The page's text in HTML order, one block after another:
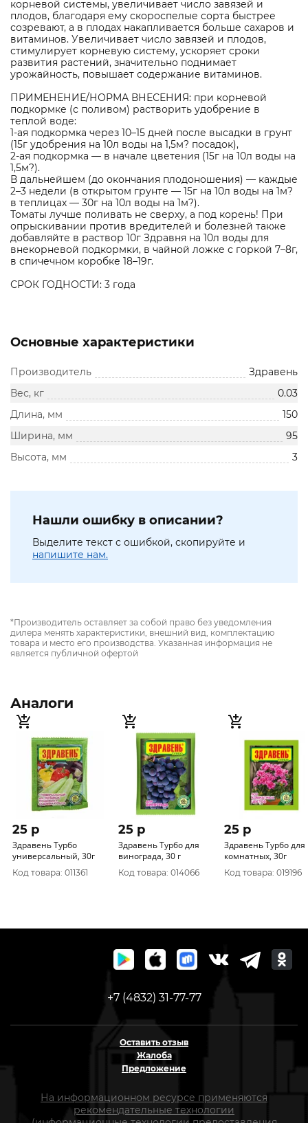
корневой системы, увеличивает число завязей и
плодов, благодаря ему скороспелые сорта быстрее
созревают, а в плодах накапливается больше сахаров и
витаминов. Увеличивает число завязей и плодов,
стимулирует корневую систему, ускоряет сроки
развития растений, значительно поднимает
урожайность, повышает содержание витаминов.
ПРИМЕНЕНИЕ/НОРМА ВНЕСЕНИЯ: при корневой
подкормке (с поливом) растворить удобрение в
теплой воде:
1-ая подкормка через 10–15 дней после высадки в грунт
(15г удобрения на 10л воды на 1,5м? посадок),
2-ая подкормка — в начале цветения (15г на 10л воды на
1,5м?).
В дальнейшем (до окончания плодоношения) — каждые
2–3 недели (в открытом грунте — 15г на 10л воды на 1м?
в теплицах — 30г на 10л воды на 1м?).
Томаты лучше поливать не сверху, а под корень! При
опрыскивании против вредителей и болезней также
добавляйте в раствор 10г Здравня на 10л воды для
внекорневой подкормки, в чайной ложке с горкой 7–8г,
в спичечном коробке 18–19г.
СРОК ГОДНОСТИ: 3 года
Основные характеристики
Производитель
Здравень
Вес, кг
0.03
Длина, мм
150
Ширина, мм
95
Высота, мм
3
Нашли ошибку в описании?
Выделите текст с ошибкой, скопируйте и
напишите нам.
*Производитель оставляет за собой право без уведомления
дилера менять характеристики, внешний вид, комплектацию
товара и место его производства. Указанная информация не
является публичной офертой
Аналоги
25 p
Здравень Турбо
универсальный, 30г
Код товара: 011361
25 p
Здравень Турбо для
винограда, 30 г
Код товара: 014066
25 p
Здравень Турбо для
комнатных, 30г
Код товара: 019196
+7 (4832) 31-77-77
Оставить отзыв
Жалоба
Предложение
На информационном ресурсе применяются
рекомендательные технологии